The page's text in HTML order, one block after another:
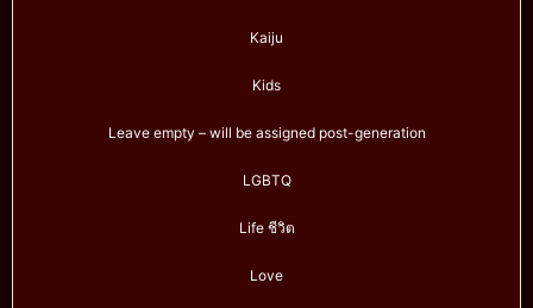
Kaiju
Kids
Leave empty – will be assigned post-generation
LGBTQ
Life ชีวิต
Love